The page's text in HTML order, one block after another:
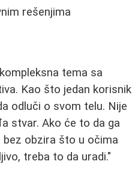
rešenjima
tema sa
Kao što jedan korisnik
odluči o svom telu. Nije
stvar. Ako će to da ga
obzira što u očima
treba to da uradi."